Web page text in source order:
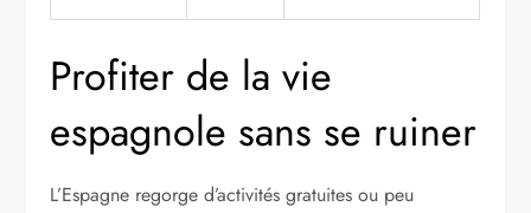
Profiter de la vie
espagnole sans se ruiner
L’Espagne regorge d’activités gratuites ou peu